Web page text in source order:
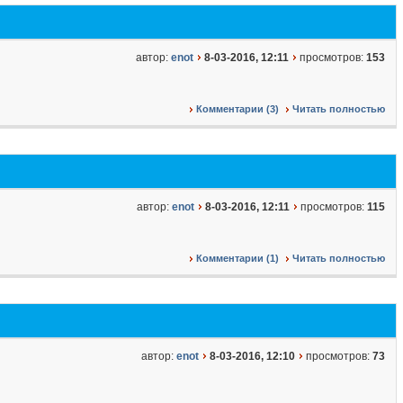
автор: enot 8-03-2016, 12:11 просмотров: 153
Комментарии (3) Читать полностью
автор: enot 8-03-2016, 12:11 просмотров: 115
Комментарии (1) Читать полностью
автор: enot 8-03-2016, 12:10 просмотров: 73